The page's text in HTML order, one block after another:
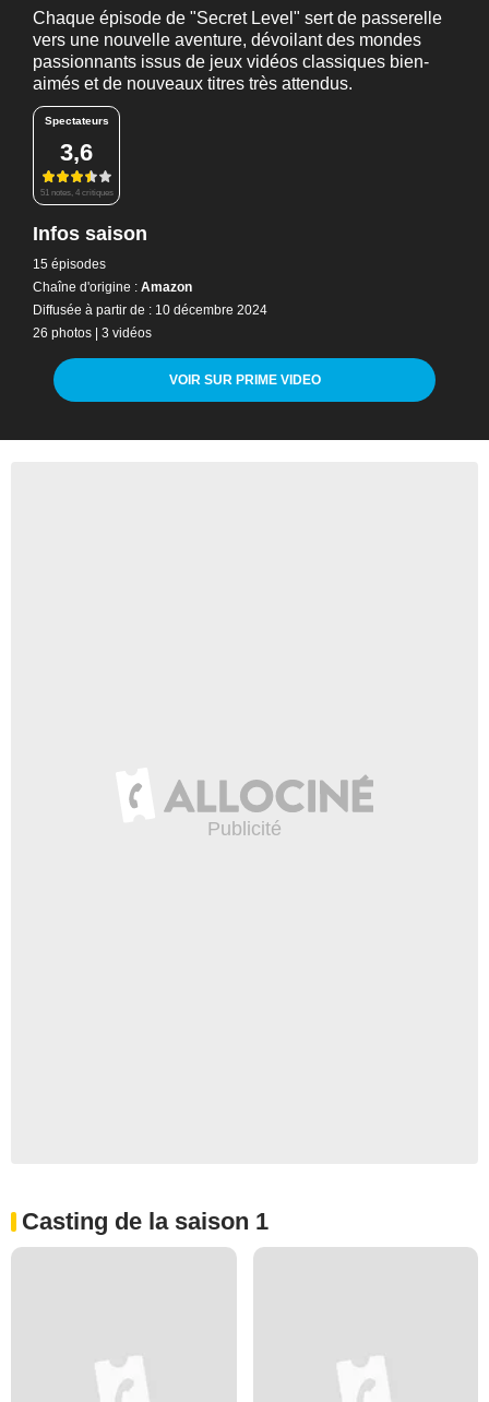
Chaque épisode de "Secret Level" sert de passerelle
vers une nouvelle aventure, dévoilant des mondes
passionnants issus de jeux vidéos classiques bien-
aimés et de nouveaux titres très attendus.
Spectateurs
3,6
51 notes, 4 critiques
Infos saison
15 épisodes
Chaîne d'origine : Amazon
Diffusée à partir de : 10 décembre 2024
26 photos | 3 vidéos
VOIR SUR PRIME VIDEO
Casting de la saison 1